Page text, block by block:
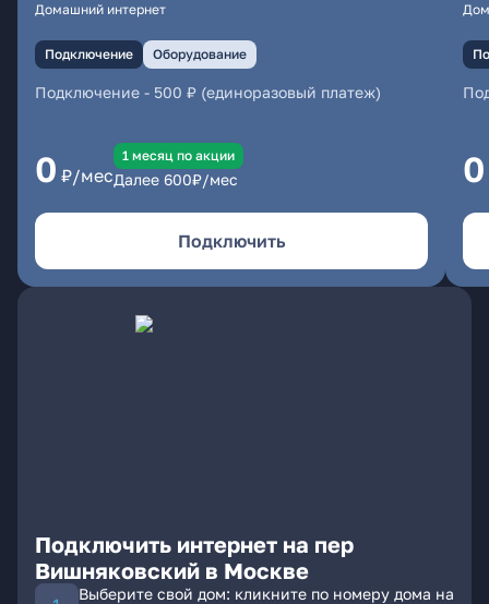
Домашний интернет
Подключение Оборудование
Подключение - 500 ₽ (единоразовый платеж)
0 ₽/мес
1 месяц по акции
Далее 600₽/мес
Подключить
0
Подключить интернет на пер
Вишняковский в Москве
Выберите свой дом: кликните по номеру дома на